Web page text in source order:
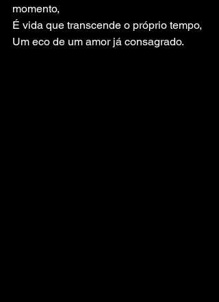
momento,
É vida que transcende o próprio tempo,
Um eco de um amor já consagrado.